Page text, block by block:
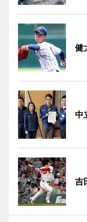
健
中
吉